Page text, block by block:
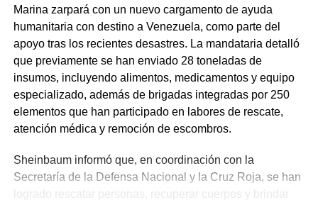
Marina zarpará con un nuevo cargamento de ayuda
humanitaria con destino a Venezuela, como parte del
apoyo tras los recientes desastres. La mandataria detalló
que previamente se han enviado 28 toneladas de
insumos, incluyendo alimentos, medicamentos y equipo
especializado, además de brigadas integradas por 250
elementos que han participado en labores de rescate,
atención médica y remoción de escombros.
Sheinbaum informó que, en coordinación con la
Secretaría de la Defensa Nacional y la Cruz Roja, se han
logrado rescatar personas, recuperar cuerpos y brindar